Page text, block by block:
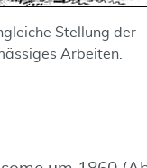
Stellung der
Arbeiten.